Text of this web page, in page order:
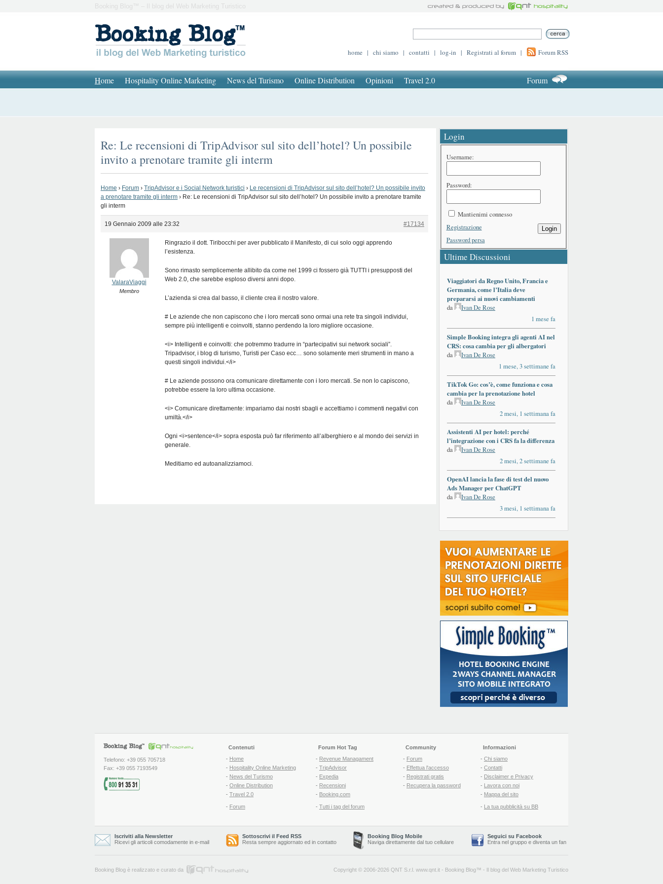
Booking Blog™ – Il blog del Web Marketing Turistico
home | chi siamo | contatti | log-in | Registrati al forum | Forum RSS
Home Hospitality Online Marketing News del Turismo Online Distribution Opinioni Travel 2.0 Forum
Re: Le recensioni di TripAdvisor sul sito dell’hotel? Un possibile
invito a prenotare tramite gli interm
Home › Forum › TripAdvisor e i Social Network turistici › Le recensioni di TripAdvisor sul sito dell’hotel? Un possibile invito
a prenotare tramite gli interm › Re: Le recensioni di TripAdvisor sul sito dell’hotel? Un possibile invito a prenotare tramite
gli interm
19 Gennaio 2009 alle 23:32 #17134
ValaraViaggi
Membro
Ringrazio il dott. Tiribocchi per aver pubblicato il Manifesto, di cui solo oggi apprendo
l’esistenza.
Sono rimasto semplicemente allibito da come nel 1999 ci fossero già TUTTI i presupposti del
Web 2.0, che sarebbe esploso diversi anni dopo.
L’azienda si crea dal basso, il cliente crea il nostro valore.
# Le aziende che non capiscono che i loro mercati sono ormai una rete tra singoli individui,
sempre più intelligenti e coinvolti, stanno perdendo la loro migliore occasione.
<i> Intelligenti e coinvolti: che potremmo tradurre in “partecipativi sui network sociali”.
Tripadvisor, i blog di turismo, Turisti per Caso ecc… sono solamente meri strumenti in mano a
questi singoli individui.</i>
# Le aziende possono ora comunicare direttamente con i loro mercati. Se non lo capiscono,
potrebbe essere la loro ultima occasione.
<i> Comunicare direttamente: impariamo dai nostri sbagli e accettiamo i commenti negativi con
umiltà.</i>
Ogni <i>sentence</i> sopra esposta può far riferimento all’alberghiero e al mondo dei servizi in
generale.
Meditiamo ed autoanalizziamoci.
Login
Username:
Password:
Mantienimi connesso
Login
Registrazione
Password persa
Ultime Discussioni
Viaggiatori da Regno Unito, Francia e
Germania, come l’Italia deve
prepararsi ai nuovi cambiamenti
da
Ivan De Rose
1 mese fa
Simple Booking integra gli agenti AI nel
CRS: cosa cambia per gli albergatori
da
Ivan De Rose
1 mese, 3 settimane fa
TikTok Go: cos’è, come funziona e cosa
cambia per la prenotazione hotel
da
Ivan De Rose
2 mesi, 1 settimana fa
Assistenti AI per hotel: perché
l’integrazione con i CRS fa la differenza
da
Ivan De Rose
2 mesi, 2 settimane fa
OpenAI lancia la fase di test del nuovo
Ads Manager per ChatGPT
da
Ivan De Rose
3 mesi, 1 settimana fa
Telefono: +39 055 705718
Fax: +39 055 7193549
Contenuti
- Home
- Hospitality Online Marketing
- News del Turismo
- Online Distribution
- Travel 2.0
- Forum
Forum Hot Tag
- Revenue Managament
- TripAdvisor
- Expedia
- Recensioni
- Booking.com
- Tutti i tag del forum
Community
- Forum
- Effettua l'accesso
- Registrati gratis
- Recupera la password
Informazioni
- Chi siamo
- Contatti
- Disclaimer e Privacy
- Lavora con noi
- Mappa del sito
- La tua pubblicità su BB
Iscriviti alla Newsletter
Ricevi gli articoli comodamente in e-mail
Sottoscrivi il Feed RSS
Resta sempre aggiornato ed in contatto
Booking Blog Mobile
Naviga direttamente dal tuo cellulare
Seguici su Facebook
Entra nel gruppo e diventa un fan
Booking Blog è realizzato e curato da Copyright © 2006-2026 QNT S.r.l. www.qnt.it - Booking Blog™ - Il blog del Web Marketing Turistico